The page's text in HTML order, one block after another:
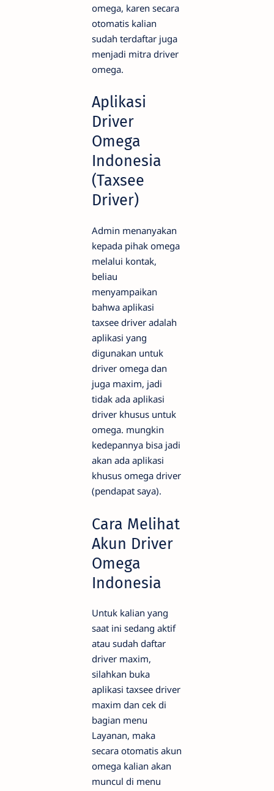
omega, karen secara
otomatis kalian
sudah terdaftar juga
menjadi mitra driver
omega.
Aplikasi
Driver
Omega
Indonesia
(Taxsee
Driver)
Admin menanyakan
kepada pihak omega
melalui kontak,
beliau
menyampaikan
bahwa aplikasi
taxsee driver adalah
aplikasi yang
digunakan untuk
driver omega dan
juga maxim, jadi
tidak ada aplikasi
driver khusus untuk
omega. mungkin
kedepannya bisa jadi
akan ada aplikasi
khusus omega driver
(pendapat saya).
Cara Melihat
Akun Driver
Omega
Indonesia
Untuk kalian yang
saat ini sedang aktif
atau sudah daftar
driver maxim,
silahkan buka
aplikasi taxsee driver
maxim dan cek di
bagian menu
Layanan, maka
secara otomatis akun
omega kalian akan
muncul di menu